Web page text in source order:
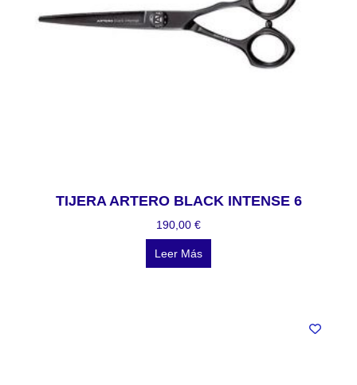
TIJERA ARTERO BLACK INTENSE 6
190,00 €
Leer Más